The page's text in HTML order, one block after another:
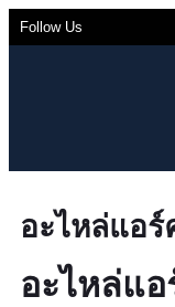
Follow Us
อะไหล่แอ
อะไหล่แ